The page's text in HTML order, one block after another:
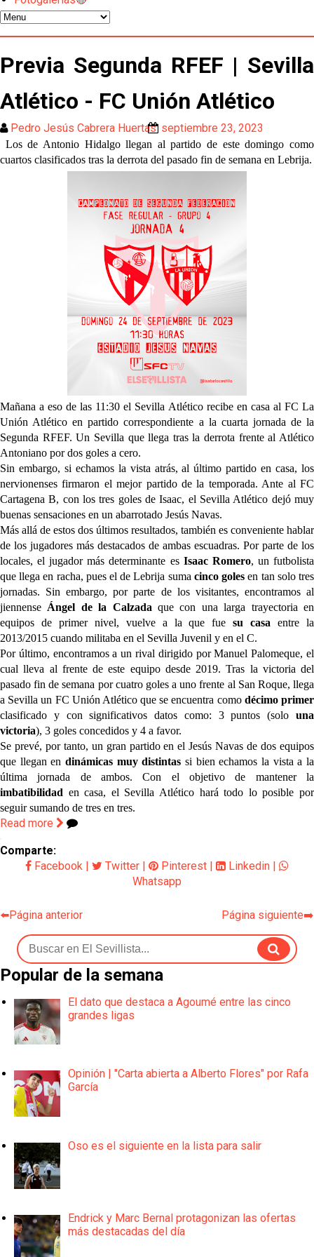
Odysseas Vlachodimos: “El objetivo es mejorar la
temporada pasada”
fichajes
Opinión | "Carta abierta a Alberto Flores" por Rafa
García
Análisis I Quién es y cómo juega Fran González
destacadas del día
El Sevilla Juvenil A última detalles en Canarias para
su debut en la Cantalejo Province Cup
La cita ante el Espanyol a domicilio ya tiene horario
El dato que destaca a Agoumé entre las cinco
grandes ligas
Juanlu de vuelta a Sevilla para cerrar su fichaje a la
El Granada negocia con el Sevilla FC por Alberto
Flores
El Sevilla continúa con despidos y rechaza una
oferta de 420 millones por el club
El Sevilla mueve ficha por Robbie Ure: la opción 'A'
para el ataque nervionense
Previa Segunda RFEF | Sevilla
Atlético - FC Unión Atlético
Pedro Jesús Cabrera Huertas septiembre 23, 2023
Los de Antonio Hidalgo llegan al partido de este domingo como
cuartos clasificados tras la derrota del pasado fin de semana en Lebrija.
Mañana a eso de las 11:30 el Sevilla Atlético recibe en casa al FC La
Unión Atlético en partido correspondiente a la cuarta jornada de la
Segunda RFEF. Un Sevilla que llega tras la derrota frente al Atlético
Antoniano por dos goles a cero.
Sin embargo, si echamos la vista atrás, al último partido en casa, los
nervionenses firmaron el mejor partido de la temporada. Ante al FC
Cartagena B, con los tres goles de Isaac, el Sevilla Atlético dejó muy
buenas sensaciones en un abarrotado Jesús Navas.
Más allá de estos dos últimos resultados, también es conveniente hablar
de los jugadores más destacados de ambas escuadras. Por parte de los
locales, el jugador más determinante es Isaac Romero, un futbolista
que llega en racha, pues el de Lebrija suma cinco goles en tan solo tres
jornadas. Sin embargo, por parte de los visitantes, encontramos al
jiennense Ángel de la Calzada que con una larga trayectoria en
equipos de primer nivel, vuelve a la que fuesu casa entre la
2013/2015 cuando militaba en el Sevilla Juvenil y en el C.
Por último, encontramos a un rival dirigido por Manuel Palomeque, el
cual lleva al frente de este equipo desde 2019. Tras la victoria del
pasado fin de semana por cuatro goles a uno frente al San Roque, llega
a Sevilla un FC Unión Atlético que se encuentra como décimo primer
clasificado y con significativos datos como: 3 puntos (solo una
victoria), 3 goles concedidos y 4 a favor.
Se prevé, por tanto, un gran partido en el Jesús Navas de dos equipos
que llegan en dinámicas muy distintas si bien echamos la vista a la
última jornada de ambos. Con el objetivo de mantener la
imbatibilidad en casa, el Sevilla Atlético hará todo lo posible por
seguir sumando de tres en tres.
Read more
Comparte:
Facebook
Twitter Pinterest Linkedin
Whatsapp
⬅️Página anterior Página siguiente➡️
Popular de la semana
El dato que destaca a Agoumé entre las cinco
grandes ligas
Opinión | "Carta abierta a Alberto Flores" por Rafa
García
Oso es el siguiente en la lista para salir
Endrick y Marc Bernal protagonizan las ofertas
más destacadas del día